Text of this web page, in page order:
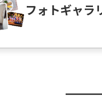
フォトギャラ